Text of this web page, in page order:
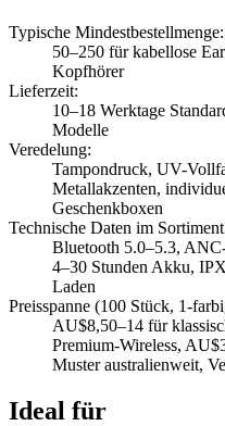
Typische Mindestbestellmenge:
50–250 für kabellose
Kopfhörer
Lieferzeit:
10–18 Werktage
Modelle
Veredelung:
Tampondruck, UV-
Metallakzenten,
Geschenkboxen
Technische Daten im Sortiment
Bluetooth 5.0–5.3,
4–30 Stunden Akku,
Laden
Preisspanne (100 Stück, 1-
AU$8,50–14 für
Premium-Wireless,
Muster australienweit,
Ideal für